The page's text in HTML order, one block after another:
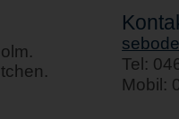
Tel:
Mobil: